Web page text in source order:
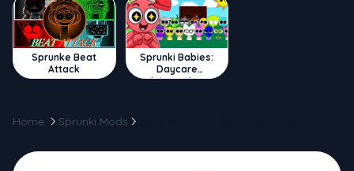
Sprunke Beat
Attack
Sprunki Babies:
Daycare
Interactive
Home Sprunki Mods